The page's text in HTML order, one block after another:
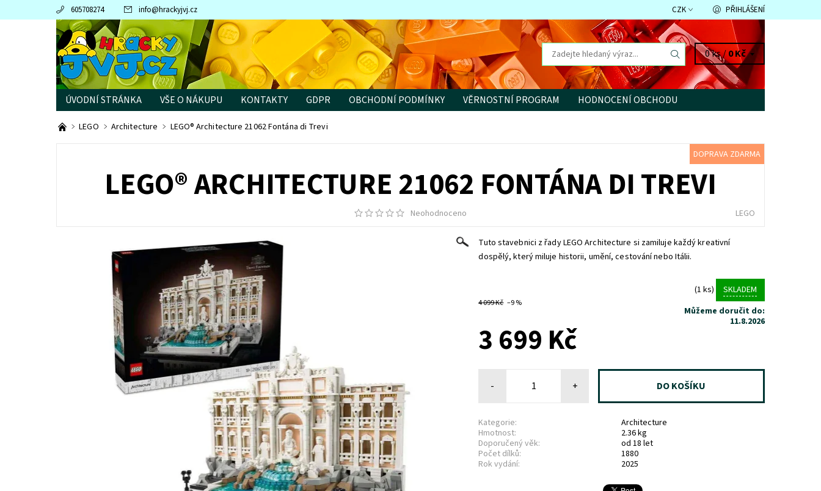
605708274 info@hrackyjvj.cz CZK PŘIHLÁŠENÍ
0 ks /0 Kč
ÚVODNÍ STRÁNKA VŠE O NÁKUPU KONTAKTY GDPR OBCHODNÍ PODMÍNKY VĚRNOSTNÍ PROGRAM
HODNOCENÍ OBCHODU
PRODÁVANÉ ZNAČKY
LEGO Architecture LEGO® Architecture 21062 Fontána di Trevi
DOPRAVA ZDARMA
LEGO® ARCHITECTURE 21062 FONTÁNA DI TREVI
Neohodnoceno LEGO
Tuto stavebnici z řady LEGO Architecture si zamiluje každý kreativní
dospělý, který miluje historii, umění, cestování nebo Itálii.
4 099 Kč –9 %
(1 ks)
SKLADEM
Můžeme doručit do:
11.8.2026
3 699 Kč
- +
Kategorie:
Architecture
Hmotnost:
2.36 kg
Doporučený věk:
od 18 let
Počet dílků:
1880
Rok vydání:
2025